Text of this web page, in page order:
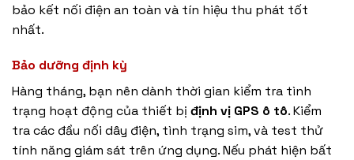
bảo kết nối điện an toàn và tín hiệu thu phát tốt
nhất.
Bảo dưỡng định kỳ
Hàng tháng, bạn nên dành thời gian kiểm tra tình
trạng hoạt động của thiết bị định vị GPS ô tô. Kiểm
tra các đầu nối dây điện, tình trạng sim, và test thử
tính năng giám sát trên ứng dụng. Nếu phát hiện bất